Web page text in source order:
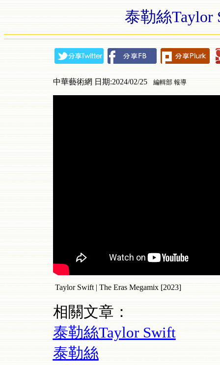
泰勒絲Taylor
中華藝術網 日期:2024/02/25 編輯部 報導
Taylor Swift | The Eras Megamix [2023]
相關文章：
泰勒絲Taylor Swift
泰勒絲